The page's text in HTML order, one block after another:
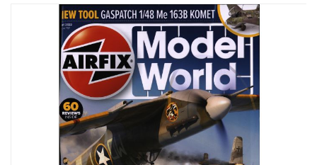
Bildergalerie